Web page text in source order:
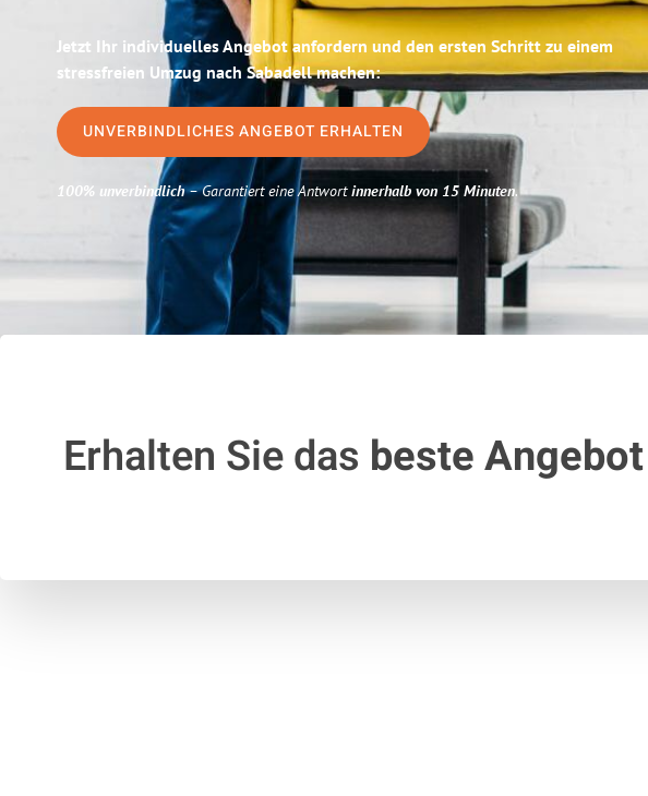
Jetzt Ihr individuelles Angebot anfordern und den ersten Schritt zu einem
stressfreien Umzug nach Sabadell machen:
UNVERBINDLICHES ANGEBOT ERHALTEN
100% unverbindlich– Garantiert eine Antwortinnerhalb von 15 Minuten.
Erhalten Sie das beste Angebot